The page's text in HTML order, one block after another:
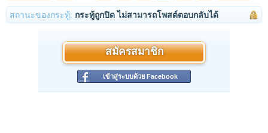
สถานะของกระทู้: กระทู้ถูกปิด ไม่สามารถโพสต์ตอบกลับได้
สมัครสมาชิก
เข้าสู่ระบบด้วย Facebook